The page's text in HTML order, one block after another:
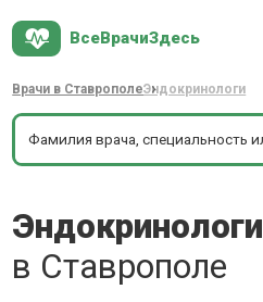
ВсеВрачиЗдесь
Врачи в СтаврополеЭндокринологи
Эндокринологи
в Ставрополе